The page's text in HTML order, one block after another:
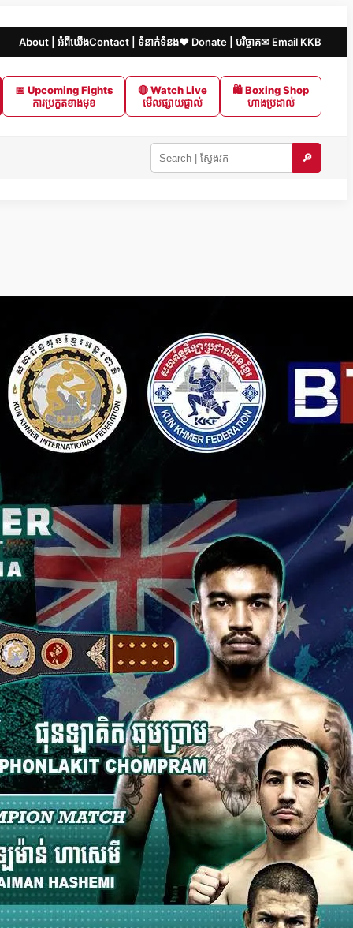
About | អំពីយើងContact | ទំនាក់ទំនង❤️ Donate | បរិច្ចាគ✉ Email KKB
📅 Upcoming Fights
ការប្រកួតខាងមុខ
🔴 Watch Live
មើលផ្សាយផ្ទាល់
🛍 Boxing Shop
ហាងប្រដាល់
Search
🔎